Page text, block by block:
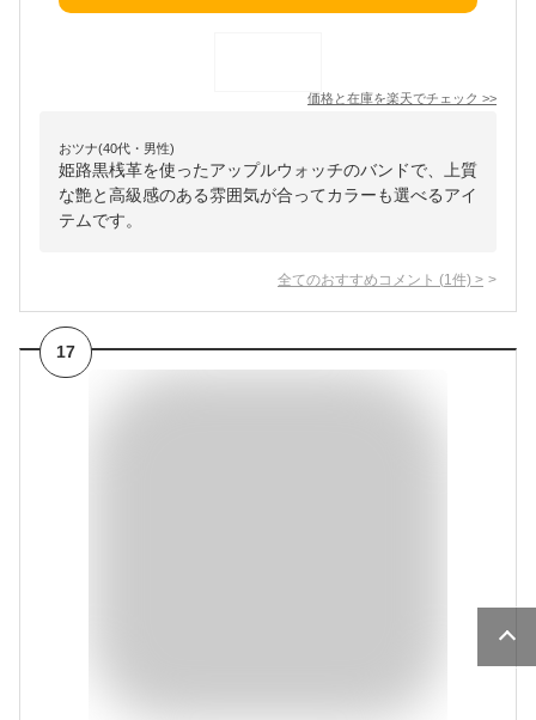
価格と在庫を楽天でチェック >>
おツナ(40代・男性)
姫路黒桟革を使ったアップルウォッチのバンドで、上質
な艶と高級感のある雰囲気が合ってカラーも選べるアイ
テムです。
全てのおすすめコメント (1 件) >
17